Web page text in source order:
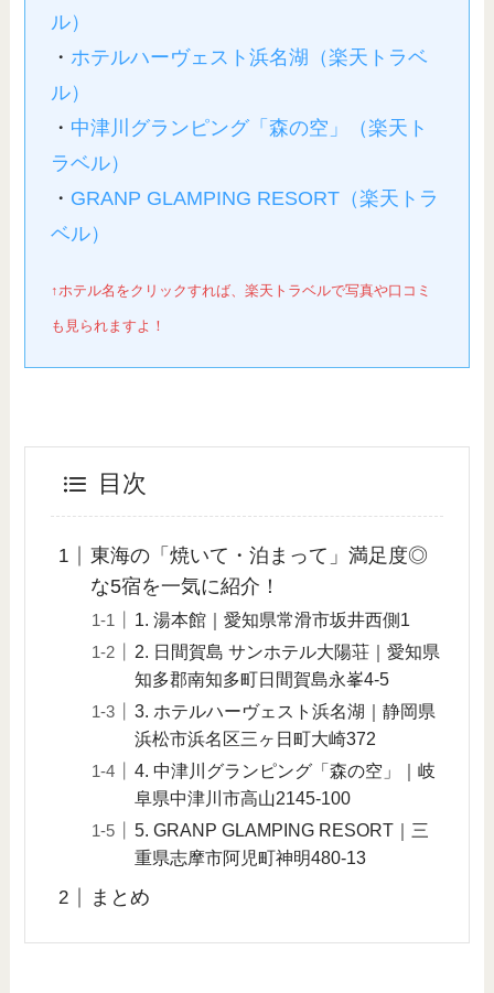
ル）
・ ホテルハーヴェスト浜名湖（楽天トラベ
ル）
・ 中津川グランピング「森の空」（楽天ト
ラベル）
・ GRANP GLAMPING RESORT（楽天トラ
ベル）
↑ホテル名をクリックすれば、楽天トラベルで写真や口コミ
も見られますよ！
目次
東海の「焼いて・泊まって」満足度◎
な5宿を一気に紹介！
1. 湯本館｜愛知県常滑市坂井西側1
2. 日間賀島 サンホテル大陽荘｜愛知県
知多郡南知多町日間賀島永峯4-5
3. ホテルハーヴェスト浜名湖｜静岡県
浜松市浜名区三ヶ日町大崎372
4. 中津川グランピング「森の空」｜岐
阜県中津川市高山2145-100
5. GRANP GLAMPING RESORT｜三
重県志摩市阿児町神明480-13
まとめ